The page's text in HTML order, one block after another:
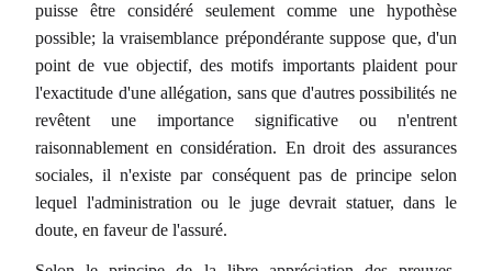
puisse être considéré seulement comme une hypothèse
possible; la vraisemblance prépondérante suppose que, d'un
point de vue objectif, des motifs importants plaident pour
l'exactitude d'une allégation, sans que d'autres possibilités ne
revêtent une importance significative ou n'entrent
raisonnablement en considération. En droit des assurances
sociales, il n'existe par conséquent pas de principe selon
lequel l'administration ou le juge devrait statuer, dans le
doute, en faveur de l'assuré.